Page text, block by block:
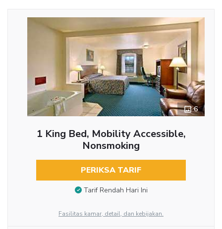
6
1 King Bed, Mobility Accessible,
Nonsmoking
PERIKSA TARIF
Tarif Rendah Hari Ini
Fasilitas kamar, detail, dan kebijakan.